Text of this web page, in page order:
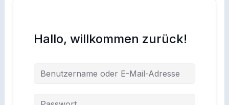
Hallo, willkommen zurück!